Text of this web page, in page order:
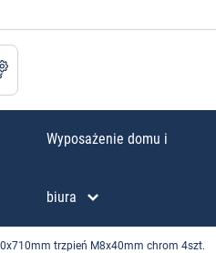
Wyposażenie domu i
biura
trzpień M8x40mm chrom 4szt.